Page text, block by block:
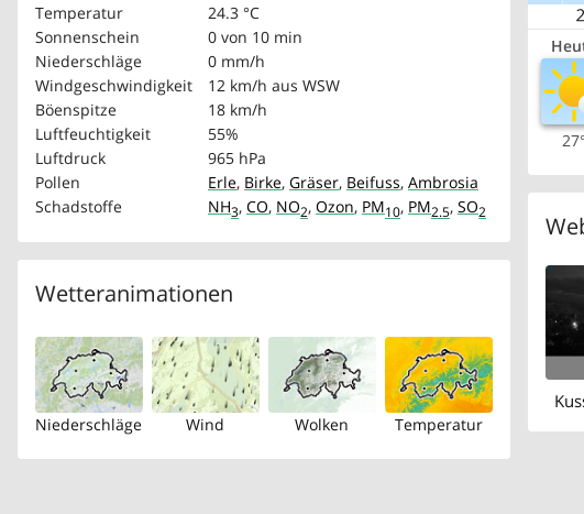
Temperatur
24.3 °C
Sonnenschein
0 von 10 min
Niederschläge
0 mm/h
Windgeschwindigkeit
12 km/h aus WSW
Böenspitze
18 km/h
Luftfeuchtigkeit
55%
Luftdruck
965 hPa
Pollen
Erle, Birke, Gräser, Beifuss, Ambrosia
Schadstoffe
NH3, CO, NO2, Ozon, PM10, PM2.5, SO2
Wetteranimationen
Niederschläge Wind Wolken Temperatur
27°